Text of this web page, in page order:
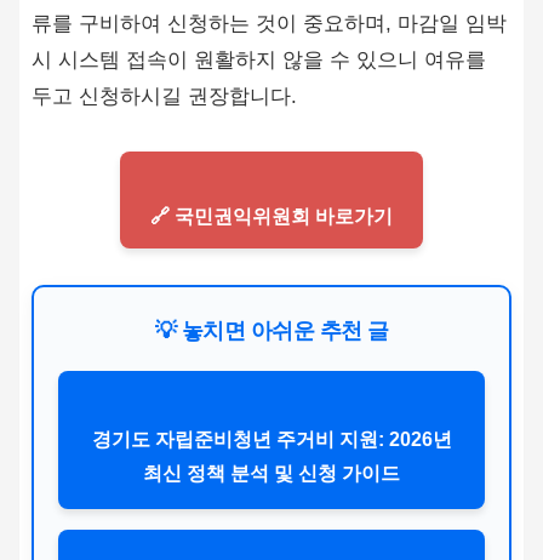
류를 구비하여 신청하는 것이 중요하며, 마감일 임박
시 시스템 접속이 원활하지 않을 수 있으니 여유를
두고 신청하시길 권장합니다.
🔗 국민권익위원회 바로가기
💡 놓치면 아쉬운 추천 글
경기도 자립준비청년 주거비 지원: 2026년
최신 정책 분석 및 신청 가이드